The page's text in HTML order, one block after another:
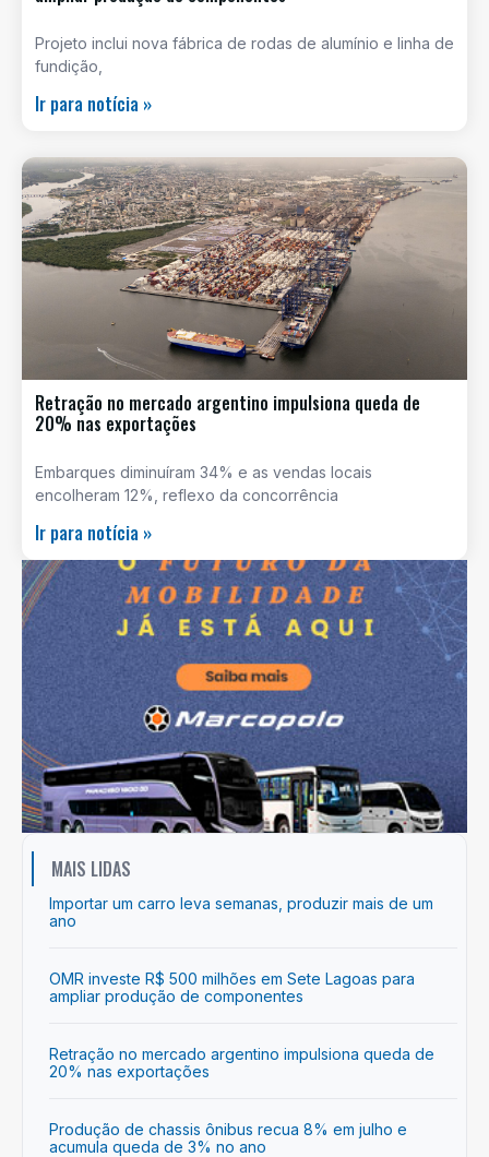
Projeto inclui nova fábrica de rodas de alumínio e linha de
fundição,
Ir para notícia »
Retração no mercado argentino impulsiona queda de
20% nas exportações
Embarques diminuíram 34% e as vendas locais
encolheram 12%, reflexo da concorrência
Ir para notícia »
MAIS LIDAS
Importar um carro leva semanas, produzir mais de um
ano
OMR investe R$ 500 milhões em Sete Lagoas para
ampliar produção de componentes
Retração no mercado argentino impulsiona queda de
20% nas exportações
Produção de chassis ônibus recua 8% em julho e
acumula queda de 3% no ano